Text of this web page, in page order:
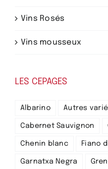
Vins Rosés
Vins mousseux
LES CEPAGES
Albarino Autres
Cabernet Sauvignon
Chenin blanc Fiano
Garnatxa Negra